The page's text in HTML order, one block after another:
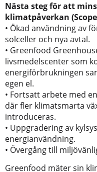
Nästa steg för att
klimatpåverkan (Scope
• Ökad användning av
solceller och nya avtal.
• Greenfood
livsmedelscenter som
energiförbrukningen
egen el.
• Fortsatt arbete med
där fler klimatsmarta
introduceras.
• Uppgradering av
energianvändning.
• Övergång till
Greenfood mäter sin